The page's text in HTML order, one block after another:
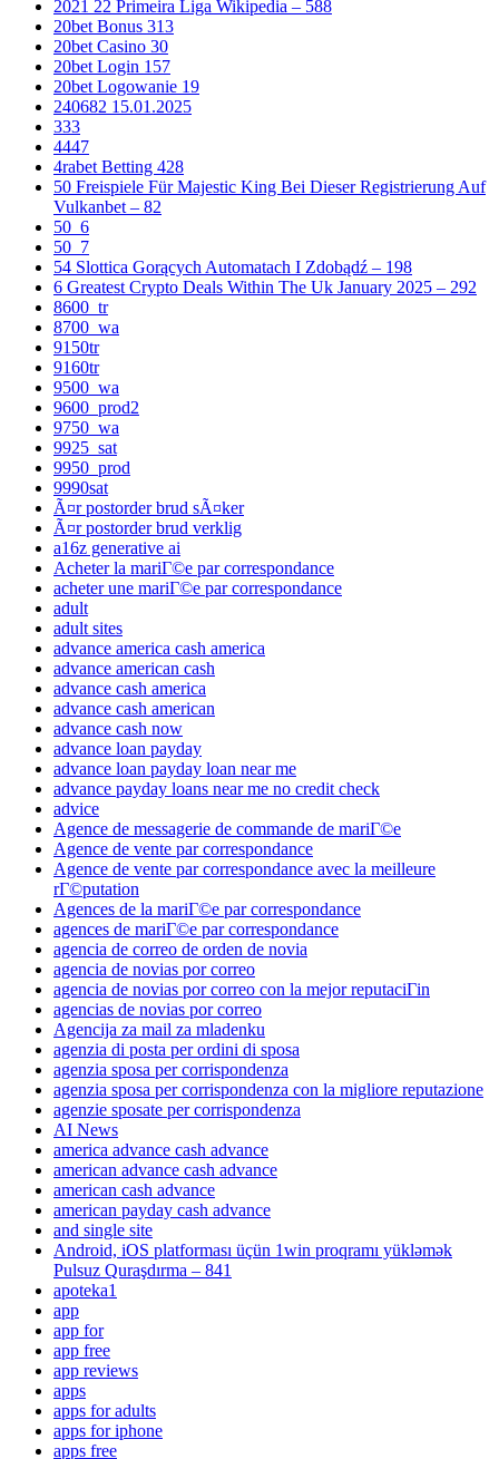
2021 22 Primeira Liga Wikipedia – 588
20bet Bonus 313
20bet Casino 30
20bet Login 157
20bet Logowanie 19
240682 15.01.2025
333
4447
4rabet Betting 428
50 Freispiele Für Majestic King Bei Dieser Registrierung Auf
Vulkanbet – 82
50_6
50_7
54 Slottica Gorących Automatach I Zdobądź – 198
6 Greatest Crypto Deals Within The Uk January 2025 – 292
8600_tr
8700_wa
9150tr
9160tr
9500_wa
9600_prod2
9750_wa
9925_sat
9950_prod
9990sat
Ã¤r postorder brud sÃ¤ker
Ã¤r postorder brud verklig
a16z generative ai
Acheter la mariГ©e par correspondance
acheter une mariГ©e par correspondance
adult
adult sites
advance america cash america
advance american cash
advance cash america
advance cash american
advance cash now
advance loan payday
advance loan payday loan near me
advance payday loans near me no credit check
advice
Agence de messagerie de commande de mariГ©e
Agence de vente par correspondance
Agence de vente par correspondance avec la meilleure
rГ©putation
Agences de la mariГ©e par correspondance
agences de mariГ©e par correspondance
agencia de correo de orden de novia
agencia de novias por correo
agencia de novias por correo con la mejor reputaciГіn
agencias de novias por correo
Agencija za mail za mladenku
agenzia di posta per ordini di sposa
agenzia sposa per corrispondenza
agenzia sposa per corrispondenza con la migliore reputazione
agenzie sposate per corrispondenza
AI News
america advance cash advance
american advance cash advance
american cash advance
american payday cash advance
and single site
Android, iOS platforması üçün 1win proqramı yükləmək
Pulsuz Quraşdırma – 841
apoteka1
app
app for
app free
app reviews
apps
apps for adults
apps for iphone
apps free